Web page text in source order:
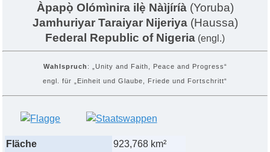
Àpapọ̀ Olómìnira ilẹ̀ Nàìjíríà(Yoruba)
Jamhuriyar Taraiyar Nijeriya(Haussa)
Federal Republic of Nigeria (engl.)
Wahlspruch : „Unity and Faith, Peace and Progress“
engl. für „Einheit und Glaube, Friede und Fortschritt“
Fläche
923,768 km²